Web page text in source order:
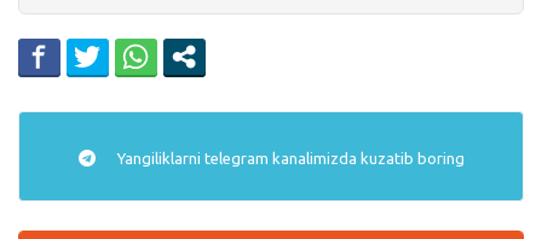
Yangiliklarni telegram kanalimizda kuzatib boring